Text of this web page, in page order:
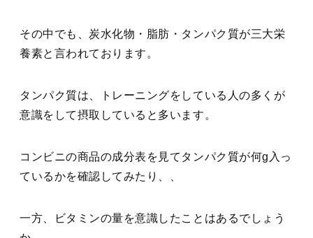
その中でも、炭水化物・脂肪・タンパク質が三大栄
養素と言われております。
タンパク質は、トレーニングをしている人の多くが
意識をして摂取していると多います。
コンビニの商品の成分表を見てタンパク質が何g入っ
ているかを確認してみたり、、
一方、ビタミンの量を意識したことはあるでしょう